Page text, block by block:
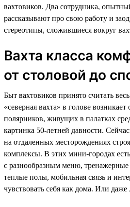
вахтовиков. Два сотрудника,
рассказывают про свою работу и
стереотипы, сложившиеся вокруг
Вахта класса
от столовой до
Быт вахтовиков принято считать
«северная вахта» в голове возникает
полярников, живущих в палатках
картинка 50-летней давности.
на отдаленных месторождениях
комплексы. В этих мини-городах
с разнообразным меню,
теплые полы, мобильная связь и
чувствовать себя как дома. Или даже